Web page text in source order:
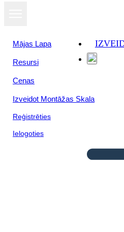
Mājas Lapa
Resursi
Cenas
Izveidot Montāžas Skala
Reģistrēties
Ielogoties
Skatīt kā
slaidrādi